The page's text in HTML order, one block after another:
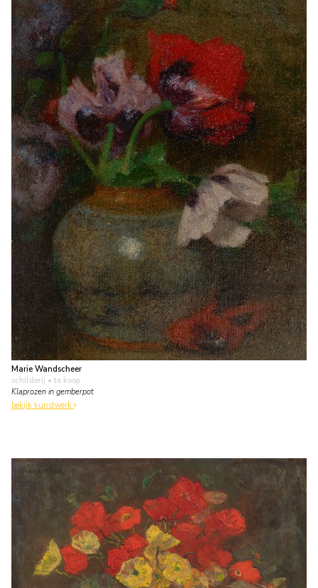
Marie Wandscheer
schilderij • te koop
Klaprozen in gemberpot
bekijk kunstwerk